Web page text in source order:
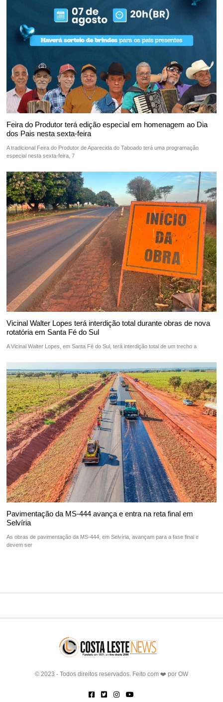
Feira do Produtor terá edição especial em homenagem ao Dia
dos Pais nesta sexta-feira
A tradicional Feira do Produtor de Aparecida do Taboado terá uma programação
especial nesta sexta-feira, 7
Vicinal Walter Lopes terá interdição total durante obras de nova
rotatória em Santa Fé do Sul
A Vicinal Walter Lopes, em Santa Fé do Sul, terá interdição total de um trecho a
Pavimentação da MS-444 avança e entra na reta final em
Selvíria
As obras de pavimentação da MS-444, em Selvíria, avançam para a fase final e
devem ser
© 2023 - Todos direitos reservados. Feito com ❤️ por OW